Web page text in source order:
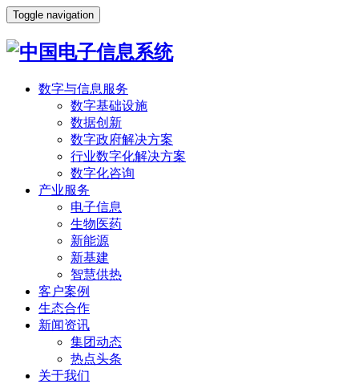
Toggle navigation
数字与信息服务
数字基础设施
数据创新
数字政府解决方案
行业数字化解决方案
数字化咨询
产业服务
电子信息
生物医药
新能源
新基建
智慧供热
客户案例
生态合作
新闻资讯
集团动态
热点头条
关于我们